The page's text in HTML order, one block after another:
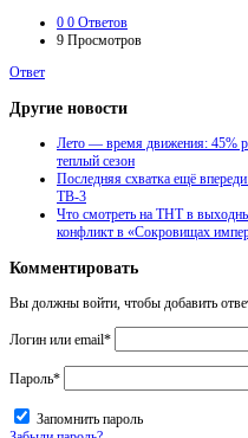
0 0 Ответов
9 Просмотров
Ответ
Другие новости
Лето — время движения: 45%
теплый сезон
Последняя схватка ещё
ТВ-3
Что смотреть на ТНТ в
конфликт в «Сокровищах
Комментировать
Вы должны войти, чтобы добавить
Логин или email*
Пароль*
Запомнить пароль